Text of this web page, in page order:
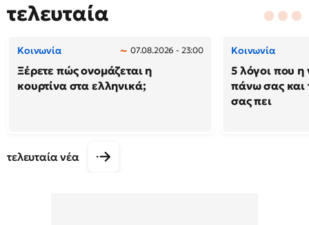
τελευταία
Κοινωνία 07.08.2026 - 23:00
Ξέρετε πώς ονομάζεται η
κουρτίνα στα ελληνικά;
Κοινωνία
5 λόγοι που η
πάνω σας και
σας πει
τελευταία νέα